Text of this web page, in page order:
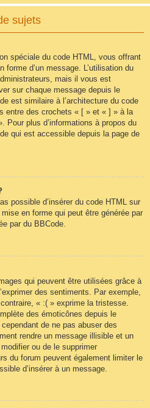
sujets
spéciale du code HTML, vous offrant
d’un message. L’utilisation du
mais il vous est
sur chaque message depuis le
est similaire à l’architecture du code
entre des crochets « [ » et « ] » à la
Pour plus d’informations à propos du
qui est accessible depuis la page de
possible d’insérer du code HTML sur
en forme qui peut être générée par
par du BBCode.
qui peuvent être utilisées grâce à
des sentiments. Par exemple,
« :( » exprime la tristesse.
des émoticônes depuis le
de ne pas abuser des
rendre un message illisible et un
ou de le supprimer
du forum peuvent également limiter le
d’insérer à un message.